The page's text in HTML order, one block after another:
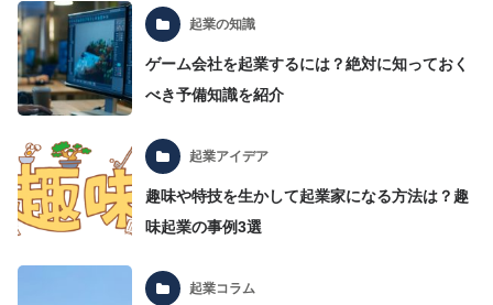
起業の知識
ゲーム会社を起業するには？絶対に知っておく
べき予備知識を紹介
起業アイデア
趣味や特技を生かして起業家になる方法は？趣
味起業の事例3選
起業コラム